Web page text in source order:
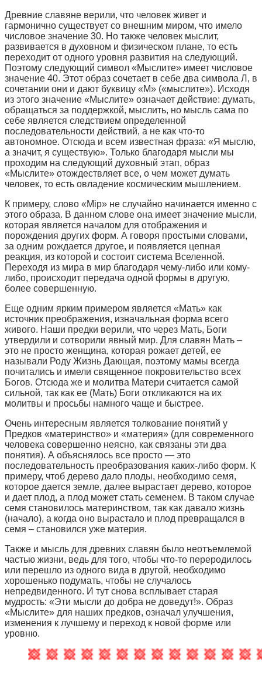
Древние славяне верили, что человек живет и
гармонично существует со внешним миром, что имело
числовое значение 30. Но также человек мыслит,
развивается в духовном и физическом плане, то есть
переходит от одного уровня развития на следующий.
Поэтому следующий символ «Мыслите» имеет числовое
значение 40. Этот образ сочетает в себе два символа Л, в
сочетании они и дают буквицу «М» («мыслите»). Исходя
из этого значение «Мыслите» означает действие: думать,
обращаться за поддержкой, мыслить, но мысль сама по
себе является следствием определенной
последовательности действий, а не как что-то
автономное. Отсюда и всем известная фраза: «Я мыслю,
а значит, я существую». Только благодаря мысли мы
проходим на следующий духовный этап, образ
«Мыслите» отождествляет все, о чем может думать
человек, то есть овладение космическим мышлением.
К примеру, слово «Мір» не случайно начинается именно с
этого образа. В данном слове она имеет значение мысли,
которая является началом для отображения и
порождения других форм. А говоря простыми словами,
за одним рождается другое, и появляется цепная
реакция, из которой и состоит система Вселенной.
Переходя из мира в мир благодаря чему-либо или кому-
либо, происходит передача одной формы в другую,
более совершенную.
Еще одним ярким примером является «Мать» как
источник преображения, изначальная форма всего
живого. Наши предки верили, что через Мать, Боги
утвердили и сотворили явный мир. Для славян Мать –
это не просто женщина, которая рожает детей, ее
называли Роду Жизнь Дающая, поэтому мамы всегда
почитались и имели священное покровительство всех
Богов. Отсюда же и молитва Матери считается самой
сильной, так как ее (Мать) Боги откликаются на их
молитвы и просьбы намного чаще и быстрее.
Очень интересным является толкование понятий у
Предков «материнство» и «материя» (для современного
человека совершенно неясно, как связаны эти два
понятия). А объяснялось все просто — это
последовательность преобразования каких-либо форм. К
примеру, чтоб дерево дало плоды, необходимо семя,
которое дается земле, далее вырастает дерево, которое
и дает плод, а плод может стать семенем. В таком случае
семя становилось материнством, так как давало жизнь
(начало), а когда оно вырастало и плод превращался в
семя – становился уже материя.
Также и мысль для древних славян было неотъемлемой
частью жизни, ведь для того, чтобы что-то переродилось
или перешло из одного вида в другой, необходимо
хорошенько подумать, чтобы не случалось
непредвиденного. И тут снова всплывает старая
мудрость: «Эти мысли до добра не доведут!». Образ
«Мыслите» для наших предков, означал улучшения,
изменения к лучшему и переход к новой форме или
уровню.